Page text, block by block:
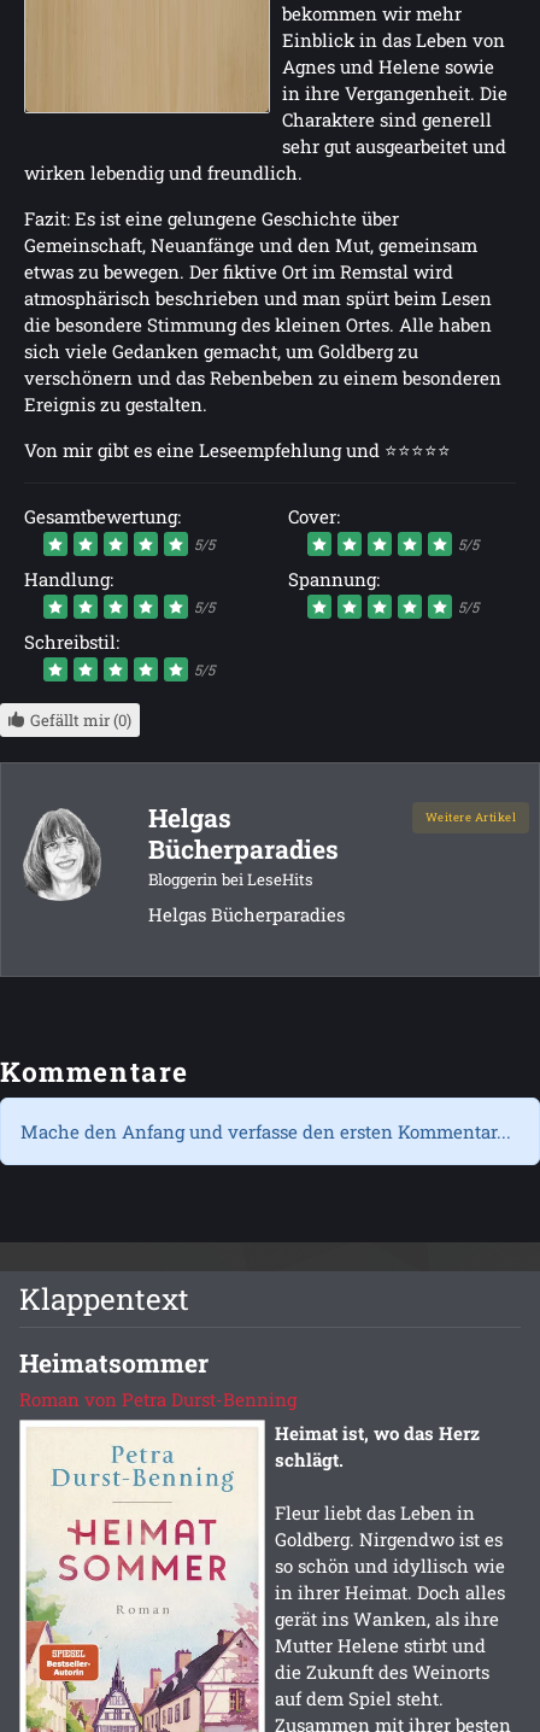
bekommen wir mehr
Einblick in das Leben von
Agnes und Helene sowie
in ihre Vergangenheit. Die
Charaktere sind generell
sehr gut ausgearbeitet und
wirken lebendig und freundlich.
Fazit: Es ist eine gelungene Geschichte über
Gemeinschaft, Neuanfänge und den Mut, gemeinsam
etwas zu bewegen. Der fiktive Ort im Remstal wird
atmosphärisch beschrieben und man spürt beim Lesen
die besondere Stimmung des kleinen Ortes. Alle haben
sich viele Gedanken gemacht, um Goldberg zu
verschönern und das Rebenbeben zu einem besonderen
Ereignis zu gestalten.
Von mir gibt es eine Leseempfehlung und ⭐⭐⭐⭐⭐
Gesamtbewertung:
5/5
Cover:
5/5
Handlung:
5/5
Spannung:
5/5
Schreibstil:
5/5
Gefällt mir (0)
Helgas
Bücherparadies
Bloggerin bei LeseHits
Weitere Artikel
Helgas Bücherparadies
Kommentare
Mache den Anfang und verfasse den ersten Kommentar...
Klappentext
Heimatsommer
Roman von Petra Durst-Benning
Heimat ist, wo das Herz
schlägt.
Fleur liebt das Leben in
Goldberg. Nirgendwo ist es
so schön und idyllisch wie
in ihrer Heimat. Doch alles
gerät ins Wanken, als ihre
Mutter Helene stirbt und
die Zukunft des Weinorts
auf dem Spiel steht.
Zusammen mit ihrer besten